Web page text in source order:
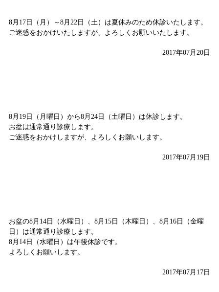
8月17日（月）～8月22日（土）は夏休みのため休診いたします。
ご迷惑をおかけいたしますが、よろしくお願いいたします。
2017年07月20日
8月19日（月曜日）から8月24日（土曜日）は休診します。
お盆は通常通り診療します。
ご迷惑をおかけしますが、よろしくお願いします。
2017年07月19日
お盆の8月14日（水曜日）、8月15日（木曜日）、8月16日（金曜
日）は通常通り診療します。
8月14日（水曜日）は午後休診です。
よろしくお願いします。
2017年07月17日